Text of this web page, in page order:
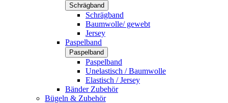
Schrägband
Schrägband
Baumwolle/ gewebt
Jersey
Paspelband
Paspelband
Paspelband
Unelastisch / Baumwolle
Elastisch / Jersey
Bänder Zubehör
Bügeln & Zubehör